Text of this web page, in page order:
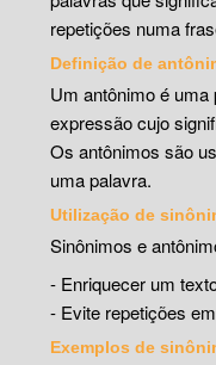
repetições numa
Definição de
Um antônimo é
expressão cujo
Os antônimos são
uma palavra.
Utilização de
Sinônimos e
- Enriquecer um
- Evite repetições
Exemplos de